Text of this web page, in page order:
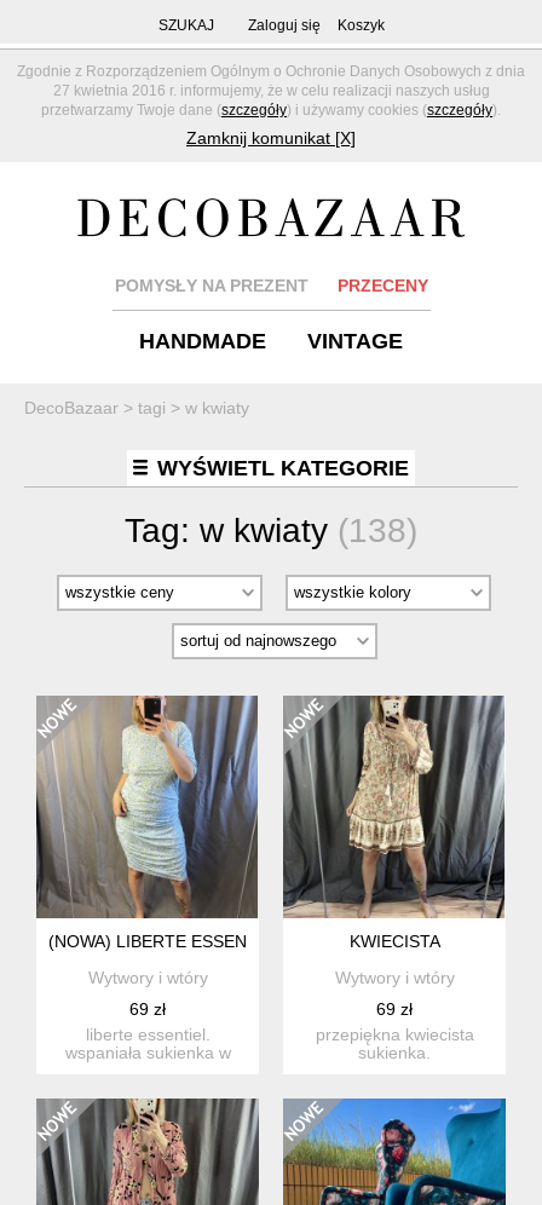
Zgodnie z Rozporządzeniem Ogólnym o Ochronie Danych Osobowych z dnia
27 kwietnia 2016 r. informujemy, że w celu realizacji naszych usług
przetwarzamy Twoje dane (szczegóły) i używamy cookies (szczegóły).
Zamknij komunikat [X]
SZUKAJ Zaloguj się Koszyk
POMYSŁY NA PREZENT PRZECENY
HANDMADE VINTAGE
DecoBazaar > tagi > w kwiaty
WYŚWIETL KATEGORIE
Tag: w kwiaty (138)
(NOWA) LIBERTE ESSENTIEL
Wytwory i wtóry
69 zł
liberte essentiel.
wspaniała sukienka w
KWIECISTA
Wytwory i wtóry
69 zł
przepiękna kwiecista
sukienka.